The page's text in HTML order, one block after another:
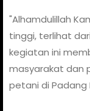
"Alhamdulillah
tinggi, terlihat
kegiatan ini
masyarakat dan
petani di Padang